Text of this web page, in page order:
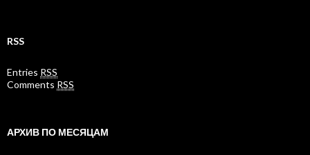
RSS
Entries RSS
Comments RSS
АРХИВ ПО МЕСЯЦАМ